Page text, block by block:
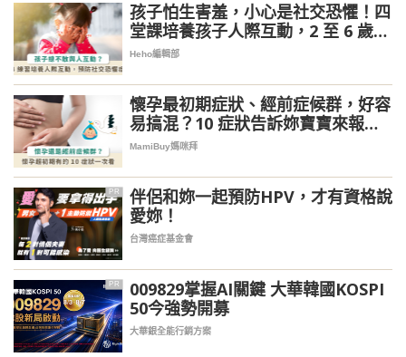
孩子怕生害羞，小心是社交恐懼！四
堂課培養孩子人際互動，2 至 6 歲最
關鍵
Heho編輯部
懷孕最初期症狀、經前症候群，好容
易搞混？10 症狀告訴妳寶寶來報到
了！
MamiBuy媽咪拜
PR
伴侶和妳一起預防HPV，才有資格說
愛妳！
台灣癌症基金會
PR
009829掌握AI關鍵 大華韓國KOSPI
50今強勢開募
大華銀全能行銷方案